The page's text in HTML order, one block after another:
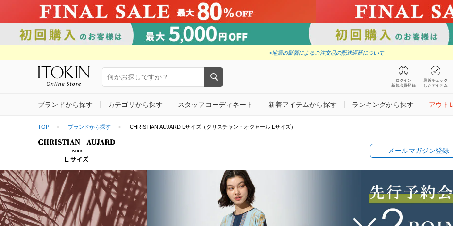
>地震の影響によるご注文品の配送遅延について
ログイン
新規会員登録
最近チェック
したアイテム
ブランドから探す カテゴリから探す スタッフコーディネート 新着アイテムから探す ランキングから探す アウト
TOP ブランドから探す CHRISTIAN AUJARD Lサイズ（クリスチャン・オジャール Lサイズ）
メールマガジン登録